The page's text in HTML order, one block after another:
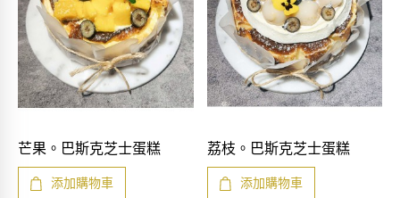
快速查看
芒果。巴斯克芝士蛋糕
添加購物車
快速查看
荔枝。巴斯克芝士蛋糕
添加購物車